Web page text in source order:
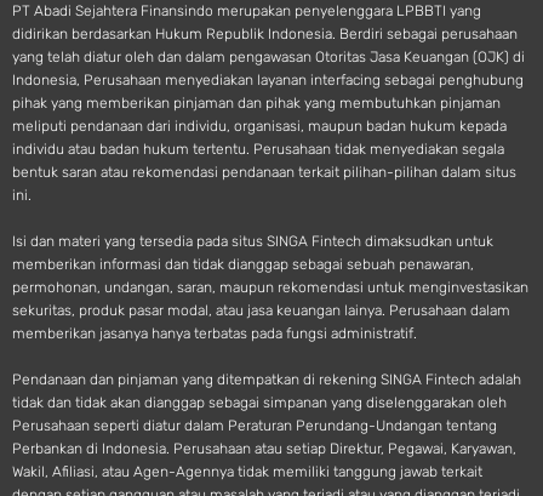
PT Abadi Sejahtera Finansindo merupakan penyelenggara LPBBTI yang
didirikan berdasarkan Hukum Republik Indonesia. Berdiri sebagai perusahaan
yang telah diatur oleh dan dalam pengawasan Otoritas Jasa Keuangan (OJK) di
Indonesia, Perusahaan menyediakan layanan interfacing sebagai penghubung
pihak yang memberikan pinjaman dan pihak yang membutuhkan pinjaman
meliputi pendanaan dari individu, organisasi, maupun badan hukum kepada
individu atau badan hukum tertentu. Perusahaan tidak menyediakan segala
bentuk saran atau rekomendasi pendanaan terkait pilihan-pilihan dalam situs
ini.
Isi dan materi yang tersedia pada situs SINGA Fintech dimaksudkan untuk
memberikan informasi dan tidak dianggap sebagai sebuah penawaran,
permohonan, undangan, saran, maupun rekomendasi untuk menginvestasikan
sekuritas, produk pasar modal, atau jasa keuangan lainya. Perusahaan dalam
memberikan jasanya hanya terbatas pada fungsi administratif.
Pendanaan dan pinjaman yang ditempatkan di rekening SINGA Fintech adalah
tidak dan tidak akan dianggap sebagai simpanan yang diselenggarakan oleh
Perusahaan seperti diatur dalam Peraturan Perundang-Undangan tentang
Perbankan di Indonesia. Perusahaan atau setiap Direktur, Pegawai, Karyawan,
Wakil, Afiliasi, atau Agen-Agennya tidak memiliki tanggung jawab terkait